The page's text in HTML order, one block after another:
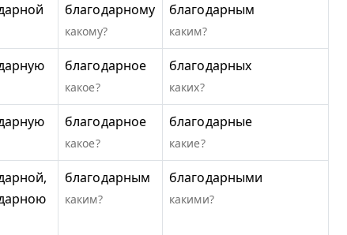
благодарному
какому?
благодарным
каким?
благодарное
какое?
благодарных
каких?
благодарное
какое?
благодарные
какие?
благодарным
каким?
благодарными
какими?